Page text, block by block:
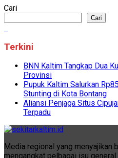
Cari
Cari
Terkini
BNN Kaltim Tangkap Dua
Provinsi
Pupuk Kaltim Salurkan
Stunting di Kota Bontang
Aliansi Penjaga Situs
Terpadu
Media regional yang menyajikan
mengangkat pelbagai isu